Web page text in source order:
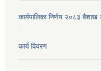
कार्यपालिका निर्णय २०८३ बैशाख
कार्य विवरण